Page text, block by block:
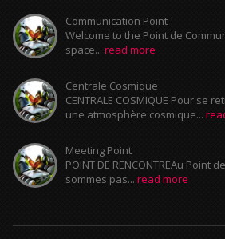
Communication Point
Welcome to the Point de
space... read more
Centrale Cosmique
CENTRALE COSMIQUE Pour se
une atmosphère cosmique...
Meeting Point
POINT DE RENCONTREAu Point
sommes pas... read more